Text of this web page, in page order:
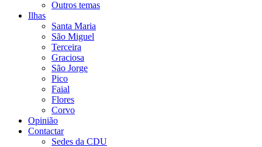
Outros temas
Ilhas
Santa Maria
São Miguel
Terceira
Graciosa
São Jorge
Pico
Faial
Flores
Corvo
Opinião
Contactar
Sedes da CDU